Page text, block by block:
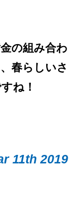
の組み合わ
春らしいさ
ね！
11th 2019